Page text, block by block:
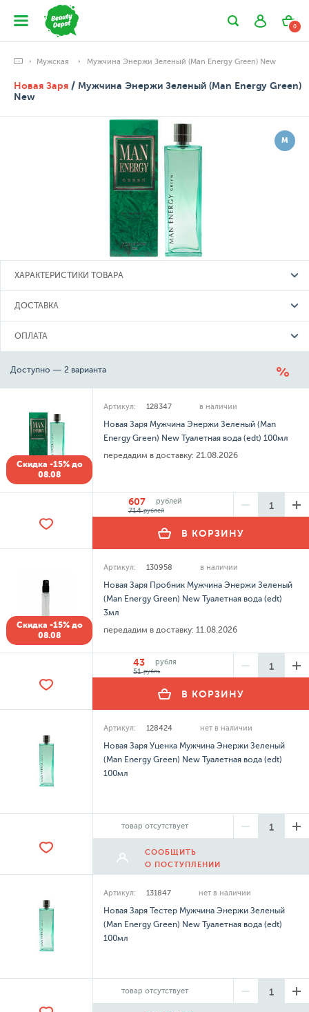
0
Мужская Мужчина Энержи Зеленый (Man Energy Green) New
Новая Заря / Мужчина Энержи Зеленый (Man Energy Green)
New
М
ХАРАКТЕРИСТИКИ ТОВАРА
ДОСТАВКА
ОПЛАТА
Доступно — 2 варианта
Скидка -15% до
08.08
Артикул: 128347 в наличии
Новая Заря Мужчина Энержи Зеленый (Man
Energy Green) New Туалетная вода (edt) 100мл
передадим в доставку: 21.08.2026
607
рублей
714рублей
В КОРЗИНУ
Скидка -15% до
08.08
Артикул: 130958 в наличии
Новая Заря Пробник Мужчина Энержи Зеленый
(Man Energy Green) New Туалетная вода (edt)
3мл
передадим в доставку: 11.08.2026
43
рубля
51рубль
В КОРЗИНУ
Артикул: 128424 нет в наличии
Новая Заря Уценка Мужчина Энержи Зеленый
(Man Energy Green) New Туалетная вода (edt)
100мл
товар отсутствует
СООБЩИТЬ
О ПОСТУПЛЕНИИ
Артикул: 131847 нет в наличии
Новая Заря Тестер Мужчина Энержи Зеленый
(Man Energy Green) New Туалетная вода (edt)
100мл
товар отсутствует